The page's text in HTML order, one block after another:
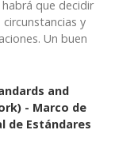
que decidir
y
Un buen
and
- Marco de
de Estándares